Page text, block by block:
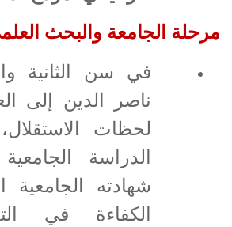
مرحلة الجامعة والبحث
في سن الثانية
ناصر الدين إلى
لحظات
الدراسة
شهادته الجامعية
الكفاءة في